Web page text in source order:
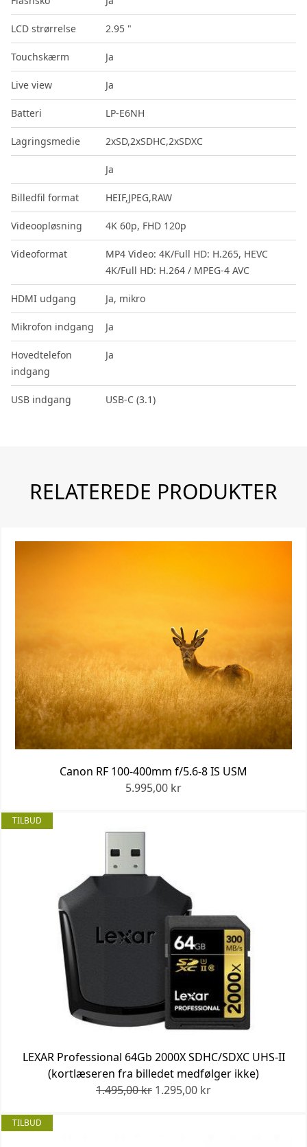
LCD strørrelse 2.95 "
Touchskærm Ja
Live view Ja
Batteri LP-E6NH
Lagringsmedie 2xSD,2xSDHC,2xSDXC
Ja
Billedfil format HEIF,JPEG,RAW
Videoopløsning 4K 60p, FHD 120p
Videoformat
MP4 Video: 4K/Full HD: H.265, HEVC
4K/Full HD: H.264 / MPEG-4 AVC
HDMI udgang Ja, mikro
Mikrofon indgang Ja
Hovedtelefon
indgang
Ja
USB indgang USB-C (3.1)
RELATEREDE PRODUKTER
Canon RF 100-400mm f/5.6-8 IS USM
5.995,00 kr
LEXAR Professional 64Gb 2000X SDHC/SDXC UHS-II
(kortlæseren fra billedet medfølger ikke)
1.495,00 kr 1.295,00 kr
TILBUD
TILBUD